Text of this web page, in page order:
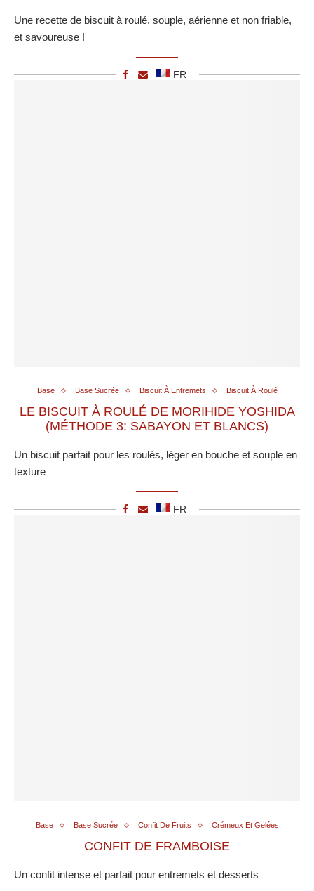
Une recette de biscuit à roulé, souple, aérienne et non friable,
et savoureuse !
FR
Base Base Sucrée Biscuit À Entremets Biscuit À Roulé
LE BISCUIT À ROULÉ DE MORIHIDE YOSHIDA
(MÉTHODE 3: SABAYON ET BLANCS)
Un biscuit parfait pour les roulés, léger en bouche et souple en
texture
FR
Base Base Sucrée Confit De Fruits Crémeux Et Gelées
CONFIT DE FRAMBOISE
Un confit intense et parfait pour entremets et desserts